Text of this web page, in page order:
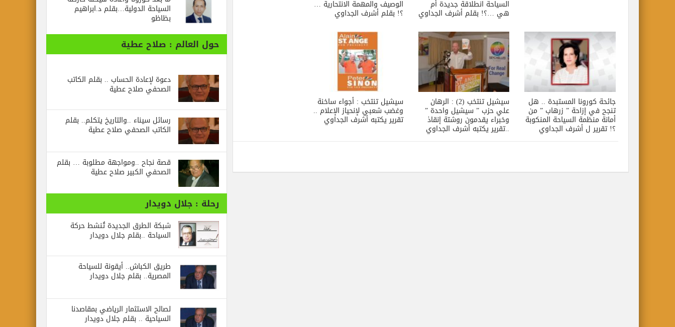
السياحة انطلاقة جديدة أم
هي …؟! بقلم أشرف الجداوي
الوصيف والمهمة الانتحارية …
؟! بقلم أشرف الجداوي
جائحة كورونا المستبدة .. هل
تنجح في إزاحة ” زرهاب ” من
أمانة منظمة السياحة المنكوبة
؟! تقرير ل أشرف الجداوي
سيشيل تنتخب (2) : الرهان
علي حزب ” سيشيل واحدة ”
وخبراء يقدمون روشتة إنقاذ
..تقرير يكتبه أشرف الجداوي
سيشيل تنتخب : أجواء ساخنة
وغضب شعبي لإنحياز الإعلام ..
تقرير يكتبه أشرف الجداوي
السياحة الدولية…بقلم د.ابراهيم
بظاظو
حول العالم : صلاح عطية
دعوة لإعادة الحساب .. بقلم الكاتب
الصحفي صلاح عطية
رسائل‭ ‬سيناء‭.. ‬والتاريخ‭ ‬يتكلم.. بقلم
الكاتب الصحفي صلاح عطية
قصة نجاح ..ومواجهة مطلوبة … بقلم
الصحفي الكبير صلاح عطية
رحلة : جلال دويدار
شبكة الطرق الجديدة تُنشط حركة
السياحة ..بقلم جلال دويدار
طريق الكباش.. أيقونة للسياحة
المصرية.. بقلم جلال دويدار
لصالح الاستثمار الرياضي بمقاصدنا
السياحية .. بقلم جلال دويدار